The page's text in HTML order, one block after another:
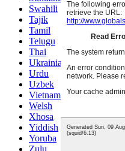
Swahili
Tajik
Tamil
Telugu
Thai
Ukrainian
Urdu
Uzbek
Vietnamese
Welsh
Xhosa
Yiddish
Yoruba
Zulu